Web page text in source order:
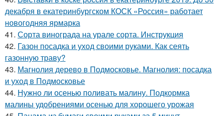
декабря в екатеринбургском КОСК «Россия» работает
новогодняя ярмарка
41. Сорта винограда на урале сорта. Инструкция
42. Газон посадка и уход своими руками. Как сеять
газонную траву?
43. Магнолия дерево в Подмосковье. Магнолия: посадка
и уход в Подмосковье
44. Нужно ли осенью поливать малину. Подкормка
малины удобрениями осенью для хорошего урожая